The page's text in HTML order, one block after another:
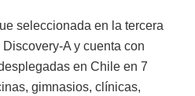
seleccionada en la tercera
A y cuenta con
en Chile en 7
gimnasios, clínicas,